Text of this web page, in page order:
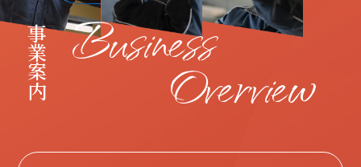
事業案内 Business
Overview